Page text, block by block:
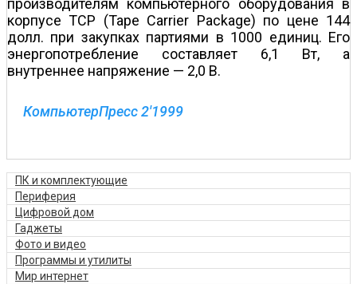
производителям компьютерного оборудования в
корпусе ТСР (Tape Carrier Package) по цене 144
долл. при закупках партиями в 1000 единиц. Его
энергопотребление составляет 6,1 Вт, а
внутреннее напряжение — 2,0 В.
КомпьютерПресс 2'1999
ПК и комплектующие
Периферия
Цифровой дом
Гаджеты
Фото и видео
Программы и утилиты
Мир интернет